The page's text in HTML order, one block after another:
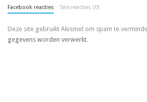
Facebook reacties Site reacties (0)
Deze site gebruikt Akismet om spam te
gegevens worden verwerkt.